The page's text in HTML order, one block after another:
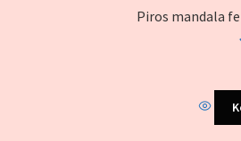
Piros mandala